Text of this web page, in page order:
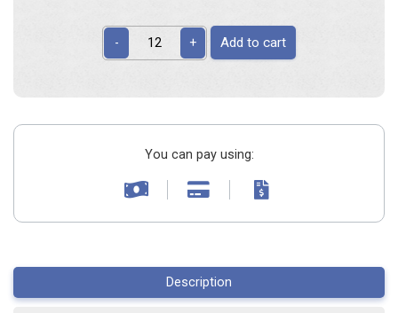
- + Add to cart
You can pay using:
Description